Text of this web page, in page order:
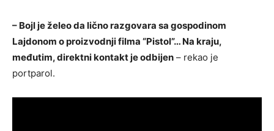
– Bojl je želeo da lično razgovara sa gospodinom
Lajdonom o proizvodnji filma “Pistol”… Na kraju,
međutim, direktni kontakt je odbijen – rekao je
portparol.